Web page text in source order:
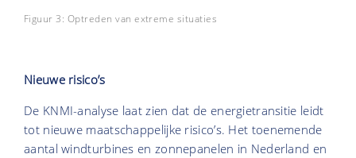
Figuur 3: Optreden van extreme situaties
Nieuwe risico’s
De KNMI-analyse laat zien dat de energietransitie leidt
tot nieuwe maatschappelijke risico’s. Het toenemende
aantal windturbines en zonnepanelen in Nederland en